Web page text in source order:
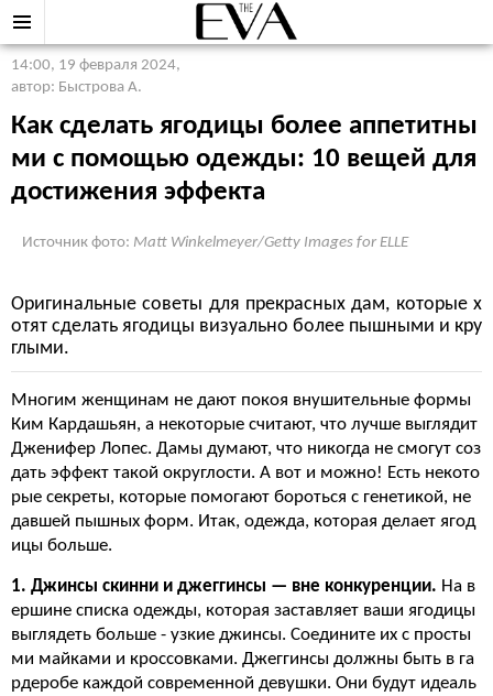
14:00, 19 февраля 2024,
автор: Быстрова А.
Как сделать ягодицы более аппетитны
ми с помощью одежды: 10 вещей для
достижения эффекта
Источник фото: Matt Winkelmeyer/Getty Images for ELLE
Оригинальные советы для прекрасных дам, которые х
отят сделать ягодицы визуально более пышными и кру
глыми.
Многим женщинам не дают покоя внушительные формы
Ким Кардашьян, а некоторые считают, что лучше выглядит
Дженифер Лопес. Дамы думают, что никогда не смогут соз
дать эффект такой округлости. А вот и можно! Есть некото
рые секреты, которые помогают бороться с генетикой, не
давшей пышных форм. Итак, одежда, которая делает ягод
ицы больше.
1. Джинсы скинни и джеггинсы — вне конкуренции. На в
ершине списка одежды, которая заставляет ваши ягодицы
выглядеть больше - узкие джинсы. Соедините их с просты
ми майками и кроссовками. Джеггинсы должны быть в га
рдеробе каждой современной девушки. Они будут идеаль